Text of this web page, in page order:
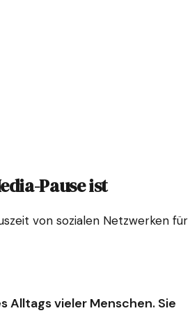
Pause ist
von sozialen Netzwerken
Alltags vieler Menschen. Sie